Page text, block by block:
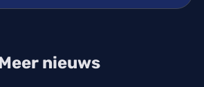
nieuws